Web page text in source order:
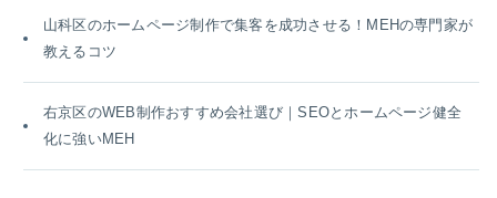
山科区のホームページ制作で集客を成功させる！MEHの専門家が
教えるコツ
右京区のWEB制作おすすめ会社選び｜SEOとホームページ健全
化に強いMEH